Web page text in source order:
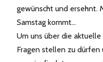
gewünscht und ersehnt.
Samstag kommt…
Um uns über die
Fragen stellen zu